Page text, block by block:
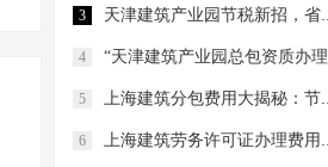
3 天津建筑产业园节税新招，省钱大法好嗨哟！天津建筑产业园总包资质节税优化
4 “天津建筑产业园总包资质办理”轻松get，关键步骤大揭秘！天津建筑产业园总包资质办理
5 上海建筑分包费用大揭秘：节税攻略与股权布局艺术上海建筑分包有什么费用
6 上海建筑劳务许可证办理费用揭秘，省钱有妙招！上海建筑劳务许可证办理费用是多少